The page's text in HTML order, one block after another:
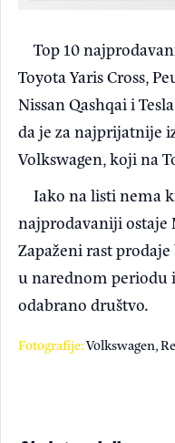
Top 10
Toyota Yaris Cross,
Nissan Qashqai i
da je za najprijatnije
Volkswagen, koji na
Iako na listi nema
najprodavaniji ostaje
Zapaženi rast prodaje
u narednom periodu
odabrano društvo.
Fotografije:Volkswagen,